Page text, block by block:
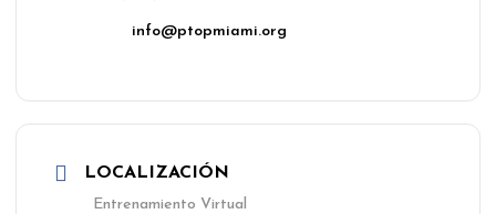
info@ptopmiami.org
LOCALIZACIÓN
Entrenamiento Virtual